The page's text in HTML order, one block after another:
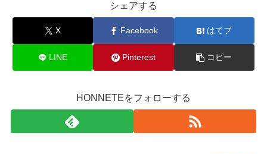
シェアする
X Facebook はてブ
LINE Pinterest コピー
HONNETEをフォローする